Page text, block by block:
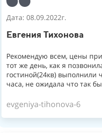
Дата: 08.09.2022г.
Евгения Тихонова
Рекомендую всем, цены
тот же день, как я
гостиной(24кв) выполнили
часа, не ожидала что так
evgeniya-tihonova-6